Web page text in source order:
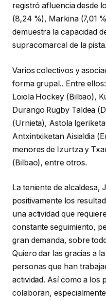
registró afluencia desde
(8,24 %), Markina (7,01
demuestra la capacidad
supracomarcal de la pista.
Varios colectivos y
forma grupal.. Entre
Loiola Hockey (Bilbao),
Durango Rugby Taldea
(Urnieta), Astola
Antxintxiketan Aisialdia
menores de Izurtza y
(Bilbao), entre otros.
La teniente de alcaldesa,
positivamente los
una actividad que
constante seguimiento,
gran demanda, sobre
Quiero dar las gracias a
personas que han
actividad. Así como a los
colaboran,